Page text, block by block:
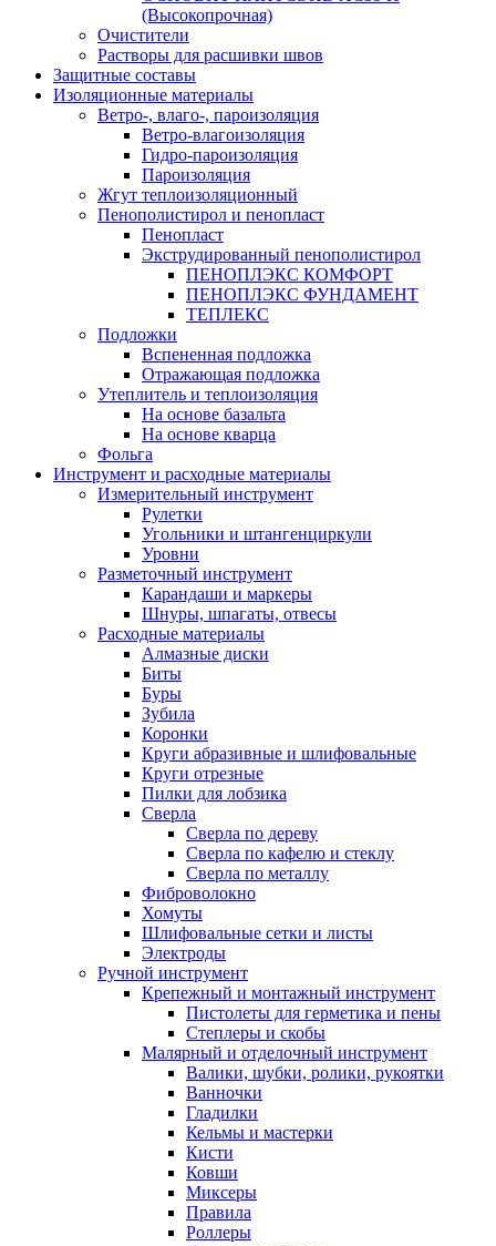
(Высокопрочная)
Очистители
Растворы для расшивки швов
Защитные составы
Изоляционные материалы
Ветро-, влаго-, пароизоляция
Ветро-влагоизоляция
Гидро-пароизоляция
Пароизоляция
Жгут теплоизоляционный
Пенополистирол и пенопласт
Пенопласт
Экструдированный пенополистирол
ПЕНОПЛЭКС КОМФОРТ
ПЕНОПЛЭКС ФУНДАМЕНТ
ТЕПЛЕКС
Подложки
Вспененная подложка
Отражающая подложка
Утеплитель и теплоизоляция
На основе базальта
На основе кварца
Фольга
Инструмент и расходные материалы
Измерительный инструмент
Рулетки
Угольники и штангенциркули
Уровни
Разметочный инструмент
Карандаши и маркеры
Шнуры, шпагаты, отвесы
Расходные материалы
Алмазные диски
Биты
Буры
Зубила
Коронки
Круги абразивные и шлифовальные
Круги отрезные
Пилки для лобзика
Сверла
Сверла по дереву
Сверла по кафелю и стеклу
Сверла по металлу
Фиброволокно
Хомуты
Шлифовальные сетки и листы
Электроды
Ручной инструмент
Крепежный и монтажный инструмент
Пистолеты для герметика и пены
Степлеры и скобы
Малярный и отделочный инструмент
Валики, шубки, ролики, рукоятки
Ванночки
Гладилки
Кельмы и мастерки
Кисти
Ковши
Миксеры
Правила
Роллеры